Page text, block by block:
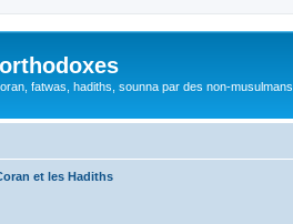
fatwas, hadiths, sounna par des non-musulmans.
et les Hadiths